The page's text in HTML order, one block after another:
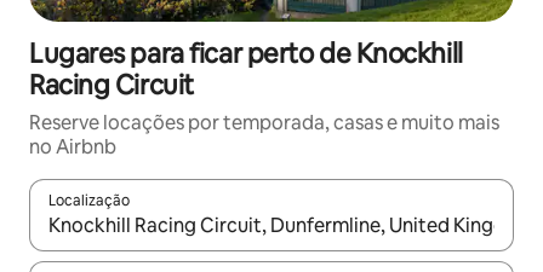
Lugares para ficar perto de Knockhill
Racing Circuit
Reserve locações por temporada, casas e muito mais
no Airbnb
Localização
Quando os resultados estiverem disponíveis, explore-os